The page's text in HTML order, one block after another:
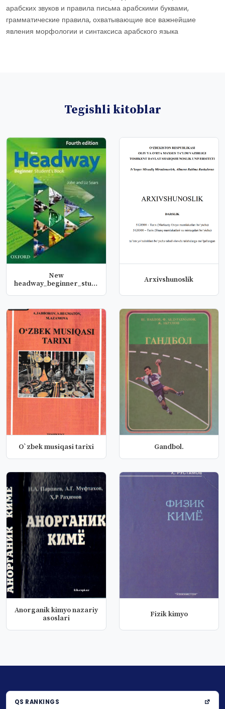
арабских звуков и правила письма арабскими буквами,
грамматические правила, охватывающие все важнейшие
явления морфологии и синтаксиса арабского языка
Tegishli kitoblar
New
headway_beginner_student`s
Arxivshunoslik
O`zbek musiqasi tarixi Gandbol.
Аnorganik kimyo nazariy
asoslari
Fizik kimyo
QS RANKINGS